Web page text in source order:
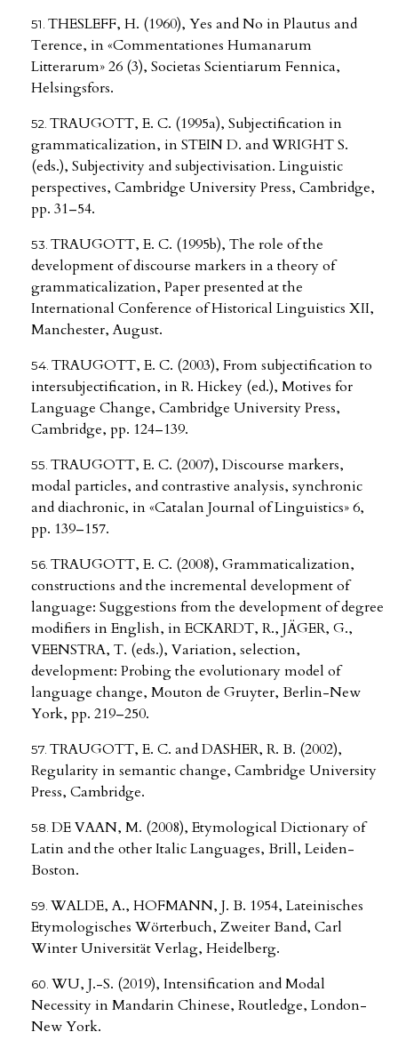
THESLEFF, H. (1960), Yes and No in Plautus and
Terence, in «Commentationes Humanarum
Litterarum» 26 (3), Societas Scientiarum Fennica,
Helsingsfors.
TRAUGOTT, E. C. (1995a), Subjectification in
grammaticalization, in STEIN D. and WRIGHT S.
(eds.), Subjectivity and subjectivisation. Linguistic
perspectives, Cambridge University Press, Cambridge,
pp. 31–54.
TRAUGOTT, E. C. (1995b), The role of the
development of discourse markers in a theory of
grammaticalization, Paper presented at the
International Conference of Historical Linguistics XII,
Manchester, August.
TRAUGOTT, E. C. (2003), From subjectification to
intersubjectification, in R. Hickey (ed.), Motives for
Language Change, Cambridge University Press,
Cambridge, pp. 124–139.
TRAUGOTT, E. C. (2007), Discourse markers,
modal particles, and contrastive analysis, synchronic
and diachronic, in «Catalan Journal of Linguistics» 6,
pp. 139–157.
TRAUGOTT, E. C. (2008), Grammaticalization,
constructions and the incremental development of
language: Suggestions from the development of degree
modifiers in English, in ECKARDT, R., JÄGER, G.,
VEENSTRA, T. (eds.), Variation, selection,
development: Probing the evolutionary model of
language change, Mouton de Gruyter, Berlin-New
York, pp. 219–250.
TRAUGOTT, E. C. and DASHER, R. B. (2002),
Regularity in semantic change, Cambridge University
Press, Cambridge.
DE VAAN, M. (2008), Etymological Dictionary of
Latin and the other Italic Languages, Brill, Leiden-
Boston.
WALDE, A., HOFMANN, J. B. 1954, Lateinisches
Etymologisches Wörterbuch, Zweiter Band, Carl
Winter Universität Verlag, Heidelberg.
WU, J.-S. (2019), Intensification and Modal
Necessity in Mandarin Chinese, Routledge, London-
New York.